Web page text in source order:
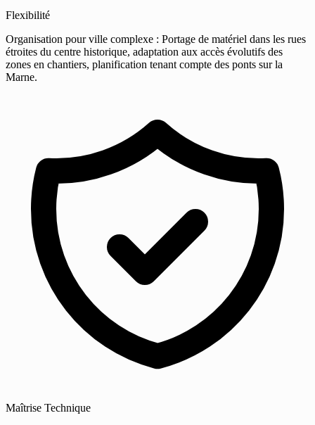
Flexibilité
Organisation pour ville complexe : Portage de matériel dans les rues
étroites du centre historique, adaptation aux accès évolutifs des
zones en chantiers, planification tenant compte des ponts sur la
Marne.
Maîtrise Technique